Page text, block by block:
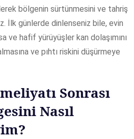
bölgenin sürtünmesini ve tahriş
İlk günlerde dinlenseniz bile, evin
ve hafif yürüyüşler kan dolaşımını
ve pıhtı riskini düşürmeye
Sonrası
Nasıl